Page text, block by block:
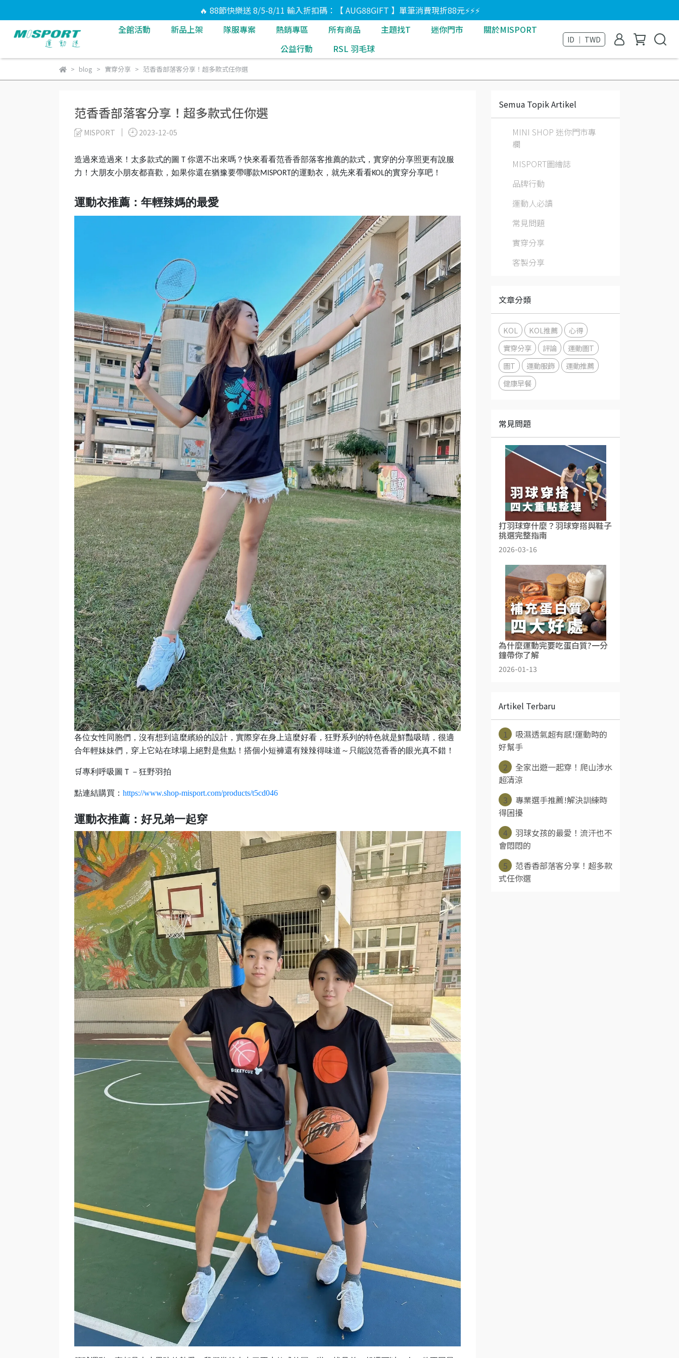
🔥 88節快樂送 8/5-8/11 輸入折扣碼：【 AUG88GIFT 】單筆消費現折88元⚡⚡⚡
全館活動
新品上架 隊服專案 熱銷專區 所有商品 主題找T 迷你門市
關於MISPORT
公益行動
RSL 羽毛球
ID ｜ TWD
blog 實穿分享 范香香部落客分享！超多款式任你選
范香香部落客分享！超多款式任你選
MISPORT 2023-12-05
造過來造過來！太多款式的圖Ｔ你選不出來嗎？快來看看范香香部落客推薦的款式，實穿的分享照更有說服
力！大朋友小朋友都喜歡，如果你還在猶豫要帶哪款MISPORT的運動衣，就先來看看KOL的實穿分享吧！
運動衣推薦：年輕辣媽的最愛
各位女性同胞們，沒有想到這麼繽紛的設計，實際穿在身上這麼好看，狂野系列的特色就是鮮豔吸睛，很適
合年輕妹妹們，穿上它站在球場上絕對是焦點！搭個小短褲還有辣辣得味道～只能說范香香的眼光真不錯！
🛒專利呼吸圖Ｔ－狂野羽拍
點連結購買： https://www.shop-misport.com/products/t5cd046
運動衣推薦：好兄弟一起穿
Semua Topik Artikel
MINI SHOP 迷你門市專
欄
MISPORT圖繪誌
品牌行動
運動人必讀
常見問題
實穿分享
客製分享
文章分類
KOL KOL推薦
心得
實穿分享
評論
運動圖T
圖T
運動服飾
運動推薦
健康早餐
常見問題
打羽球穿什麼？羽球穿搭與鞋子
挑選完整指南
2026-03-16
為什麼運動完要吃蛋白質?一分
鐘帶你了解
2026-01-13
Artikel Terbaru
1
吸濕透氣超有感!運動時的
好幫手
2
全家出遊一起穿！爬山涉水
超清涼
3
專業選手推薦!解決訓練時
得困擾
4
羽球女孩的最愛！流汗也不
會悶悶的
5
范香香部落客分享！超多款
式任你選